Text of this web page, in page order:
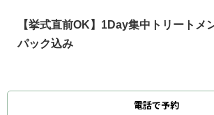
【挙式直前OK】1Day集中トリートメ
パック込み
電話で予約